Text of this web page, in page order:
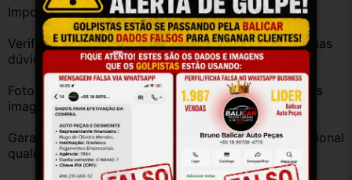
Importante
Verifique a compatibilidade com seu veículo. Tire suas
dúvidas no campo de perguntas!
Fotos reais do produto. Peça exatamente igual à das
imagens.
Garantia válida somente com instalação por profissional
qualificado.